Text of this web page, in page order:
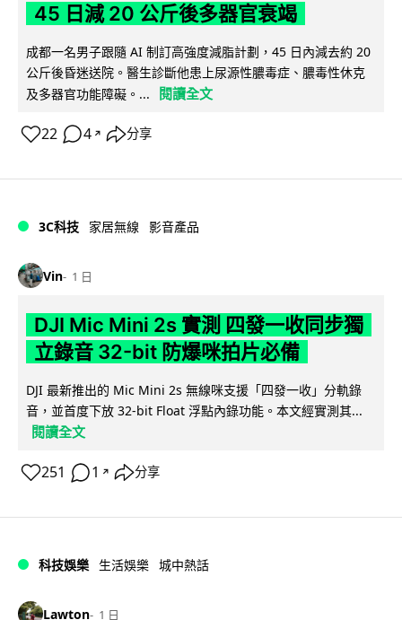
45 日減 20 公斤後多器官衰竭
成都一名男子跟隨 AI 制訂高強度減脂計劃，45 日內減去約 20
公斤後昏迷送院。醫生診斷他患上尿源性膿毒症、膿毒性休克
及多器官功能障礙。...
閱讀全文
22 4 ↗ 分享
3C科技 家居無線 影音產品
Vin 1 日
DJI Mic Mini 2s 實測 四發一收同步獨
立錄音 32-bit 防爆咪拍片必備
DJI 最新推出的 Mic Mini 2s 無線咪支援「四發一收」分軌錄
音，並首度下放 32-bit Float 浮點內錄功能。本文經實測其...
閱讀全文
251 1 ↗ 分享
科技娛樂 生活娛樂 城中熱話
Lawton 1 日